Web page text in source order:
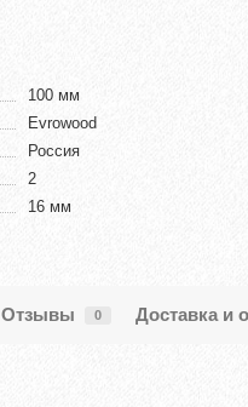
100 мм
Evrowood
Россия
2
16 мм
Отзывы 0 Доставка и